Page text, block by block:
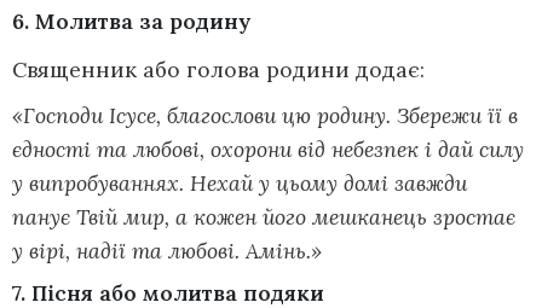
6. Молитва за родину
Священник або голова родини додає:
«Господи Ісусе, благослови цю родину. Збережи її в
єдності та любові, охорони від небезпек і дай силу
у випробуваннях. Нехай у цьому домі завжди
панує Твій мир, а кожен його мешканець зростає
у вірі, надії та любові. Амінь.»
7. Пісня або молитва подяки